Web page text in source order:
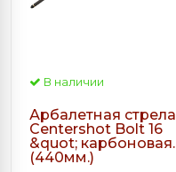
В наличии
Арбалетная стрела
Centershot Bolt 16
&quot; карбоновая.
(440мм.)